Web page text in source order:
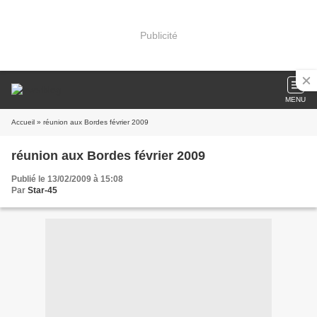
Publicité
MENU
Accueil » réunion aux Bordes février 2009
réunion aux Bordes février 2009
Publié le 13/02/2009 à 15:08
Par Star-45